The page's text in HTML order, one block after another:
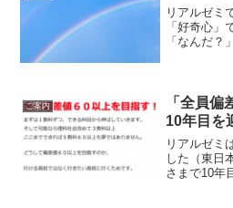
リアルゼミ
「好奇心」
「なんだ？
好奇心があ
ご案内
「全員
10年目を
リアルゼミ
した（東日
さまで10年